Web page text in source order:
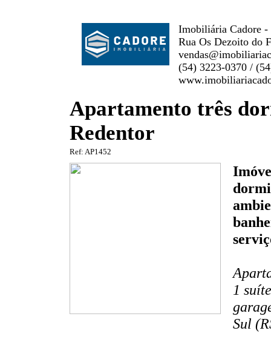
Imobiliária Cadore -
Rua Os Dezoito do
(54) 3223-0370 /
Apartamento três
Redentor
Ref: AP1452
1
Sul